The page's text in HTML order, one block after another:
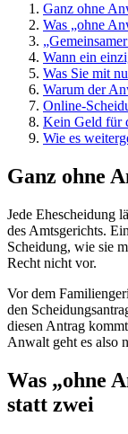
Ganz ohne
Was „ohne
Wann ein
Was Sie mit
Warum der
Online-
Kein Geld für
Wie es
Ganz ohne
Jede Ehescheidung
des Amtsgerichts.
Scheidung, wie sie
Recht nicht vor.
Vor dem
den
diesen Antrag
Anwalt geht es also
Was „ohne
statt zwei